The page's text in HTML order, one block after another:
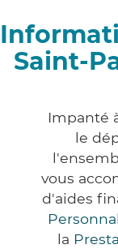
Saint-
Impanté
le
vous
d'aides
la